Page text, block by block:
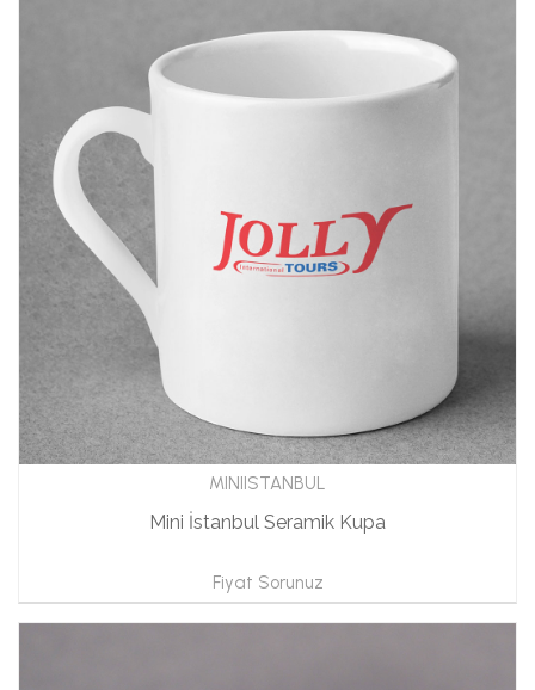
MINIISTANBUL
Mini İstanbul Seramik Kupa
Fiyat Sorunuz